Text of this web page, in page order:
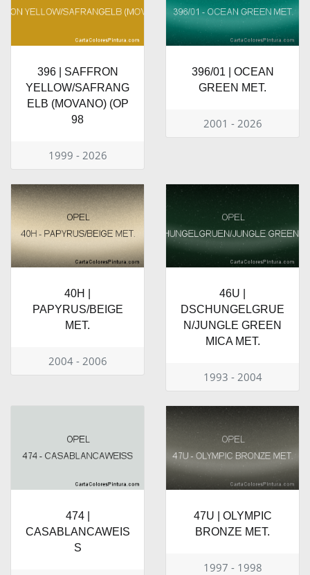
396 | SAFFRON
YELLOW/SAFRANG
ELB (MOVANO) (OP
98
1999 - 2026
396/01 | OCEAN
GREEN MET.
2001 - 2026
40H |
PAPYRUS/BEIGE
MET.
2004 - 2006
46U |
DSCHUNGELGRUE
N/JUNGLE GREEN
MICA MET.
1993 - 2004
474 |
CASABLANCAWEIS
S
47U | OLYMPIC
BRONZE MET.
1997 - 1998